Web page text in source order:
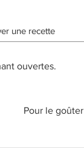
ouvertes.
Pour le goûter